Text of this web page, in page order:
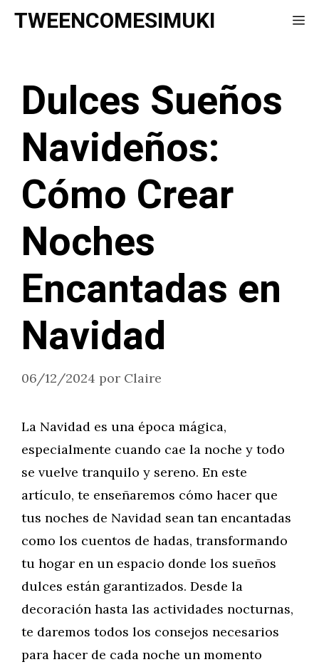
Saltar
TWEENCOMESIMUKI
Dulces Sueños
Navideños:
Cómo Crear
Noches
Encantadas en
Navidad
06/12/2024 por Claire
La Navidad es una época mágica,
especialmente cuando cae la noche y todo
se vuelve tranquilo y sereno. En este
artículo, te enseñaremos cómo hacer que
tus noches de Navidad sean tan encantadas
como los cuentos de hadas, transformando
tu hogar en un espacio donde los sueños
dulces están garantizados. Desde la
decoración hasta las actividades nocturnas,
te daremos todos los consejos necesarios
para hacer de cada noche un momento